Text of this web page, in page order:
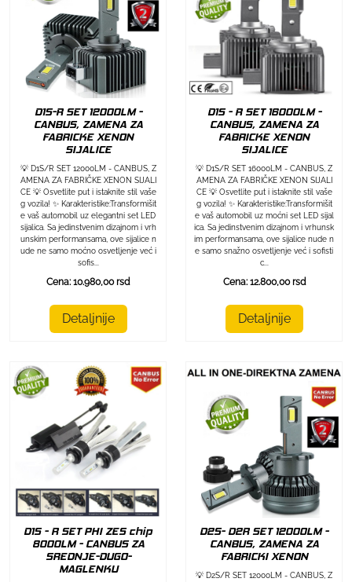
D1S-R SET 12000LM -
CANBUS, ZAMENA ZA
FABRICKE XENON
SIJALICE
💡 D1S/R SET 12000LM - CANBUS, Z
AMENA ZA FABRIČKE XENON SIJALI
CE 💡 Osvetlite put i istaknite stil vaše
g vozila! ✨ Karakteristike:Transformišit
e vaš automobil uz elegantni set LED
sijalica. Sa jedinstvenim dizajnom i vrh
unskim performansama, ove sijalice n
ude ne samo moćno osvetljenje već i
sofis...
Cena: 10.980,00 rsd
Detaljnije
D1S - R SET 16000LM -
CANBUS, ZAMENA ZA
FABRICKE XENON
SIJALICE
💡 D1S/R SET 16000LM - CANBUS, Z
AMENA ZA FABRIČKE XENON SIJALI
CE 💡 Osvetlite put i istaknite stil vaše
g vozila! ✨ Karakteristike:Transformišit
e vaš automobil uz moćni set LED sijal
ica. Sa jedinstvenim dizajnom i vrhunsk
im performansama, ove sijalice nude n
e samo snažno osvetljenje već i sofisti
c...
Cena: 12.800,00 rsd
Detaljnije
D1S - R SET PHI ZES chip
8000LM - CANBUS ZA
SREDNJE-DUGO-
MAGLENKU
D2S- D2R SET 12000LM -
CANBUS, ZAMENA ZA
FABRICKI XENON
💡 D2S/R SET 12000LM - CANBUS, Z